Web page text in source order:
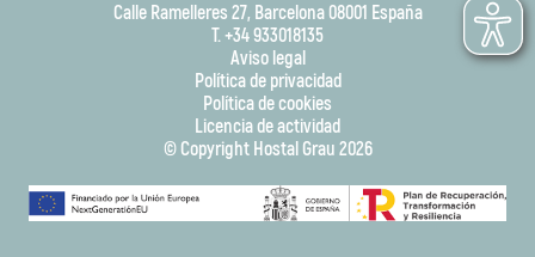
Calle Ramelleres 27, Barcelona 08001 España
T. +34 933018135
Aviso legal
Política de privacidad
Política de cookies
Licencia de actividad
© Copyright Hostal Grau 2026